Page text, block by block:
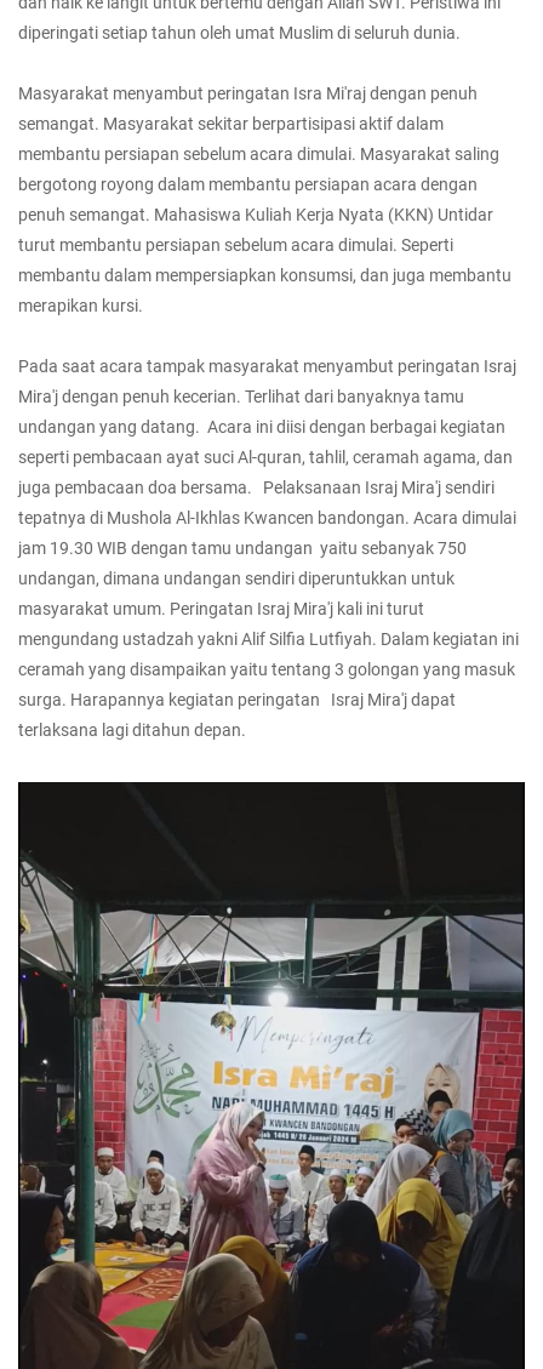
diperingati setiap tahun oleh umat Muslim di seluruh dunia.
Masyarakat menyambut peringatan Isra Mi'raj dengan penuh
semangat. Masyarakat sekitar berpartisipasi aktif dalam
membantu persiapan sebelum acara dimulai. Masyarakat saling
bergotong royong dalam membantu persiapan acara dengan
penuh semangat. Mahasiswa Kuliah Kerja Nyata (KKN) Untidar
turut membantu persiapan sebelum acara dimulai. Seperti
membantu dalam mempersiapkan konsumsi, dan juga membantu
merapikan kursi.
Pada saat acara tampak masyarakat menyambut peringatan Israj
Mira'j dengan penuh kecerian. Terlihat dari banyaknya tamu
undangan yang datang. Acara ini diisi dengan berbagai kegiatan
seperti pembacaan ayat suci Al-quran, tahlil, ceramah agama, dan
juga pembacaan doa bersama. Pelaksanaan Israj Mira'j sendiri
tepatnya di Mushola Al-Ikhlas Kwancen bandongan. Acara dimulai
jam 19.30 WIB dengan tamu undangan yaitu sebanyak 750
undangan, dimana undangan sendiri diperuntukkan untuk
masyarakat umum. Peringatan Israj Mira'j kali ini turut
mengundang ustadzah yakni Alif Silfia Lutfiyah. Dalam kegiatan ini
ceramah yang disampaikan yaitu tentang 3 golongan yang masuk
surga. Harapannya kegiatan peringatan Israj Mira'j dapat
terlaksana lagi ditahun depan.